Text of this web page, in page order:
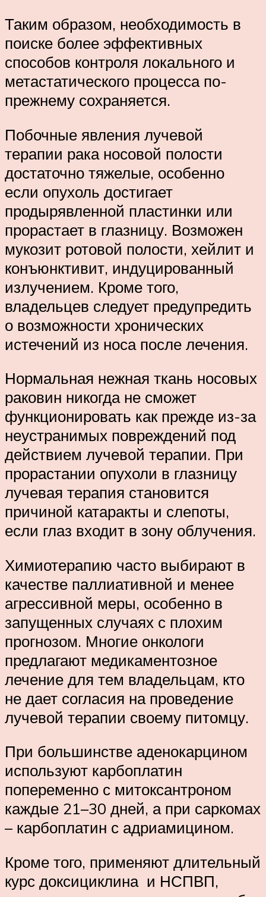
Таким образом, необходимость в
поиске более эффективных
способов контроля локального и
метастатического процесса по-
прежнему сохраняется.
Побочные явления лучевой
терапии рака носовой полости
достаточно тяжелые, особенно
если опухоль достигает
продырявленной пластинки или
прорастает в глазницу. Возможен
мукозит ротовой полости, хейлит и
конъюнктивит, индуцированный
излучением. Кроме того,
владельцев следует предупредить
о возможности хронических
истечений из носа после лечения.
Нормальная нежная ткань носовых
раковин никогда не сможет
функционировать как прежде из-за
неустранимых повреждений под
действием лучевой терапии. При
прорастании опухоли в глазницу
лучевая терапия становится
причиной катаракты и слепоты,
если глаз входит в зону облучения.
Химиотерапию часто выбирают в
качестве паллиативной и менее
агрессивной меры, особенно в
запущенных случаях с плохим
прогнозом. Многие онкологи
предлагают медикаментозное
лечение для тем владельцам, кто
не дает согласия на проведение
лучевой терапии своему питомцу.
При большинстве аденокарцином
используют карбоплатин
попеременно с митоксантроном
каждые 21–30 дней, а при саркомах
– карбоплатин с адриамицином.
Кроме того, применяют длительный
курс доксициклина и НСПВП,